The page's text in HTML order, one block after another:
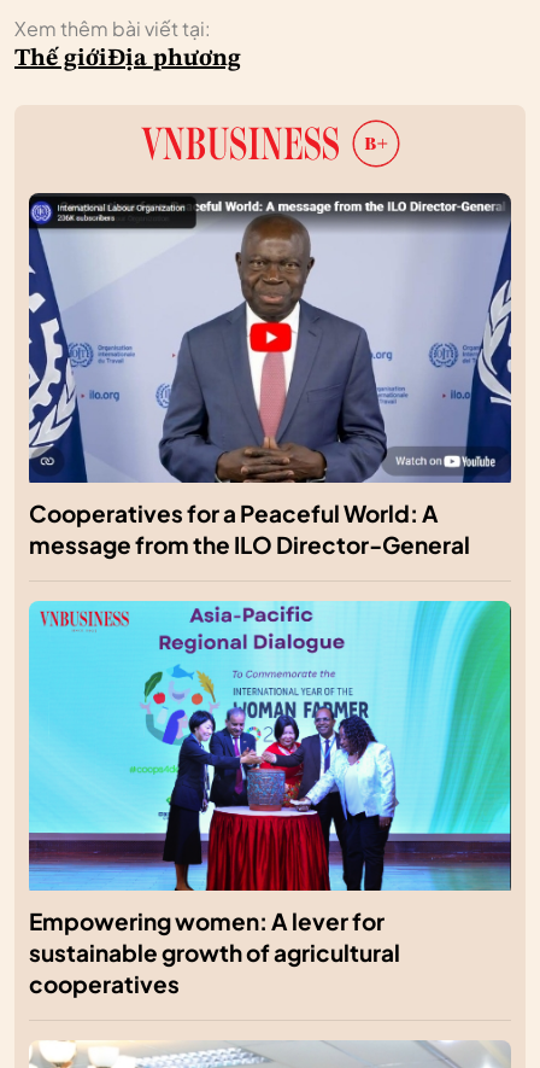
Xem thêm bài viết tại:
Thế giớiĐịa phương
Cooperatives for a Peaceful World: A
message from the ILO Director-General
Empowering women: A lever for
sustainable growth of agricultural
cooperatives